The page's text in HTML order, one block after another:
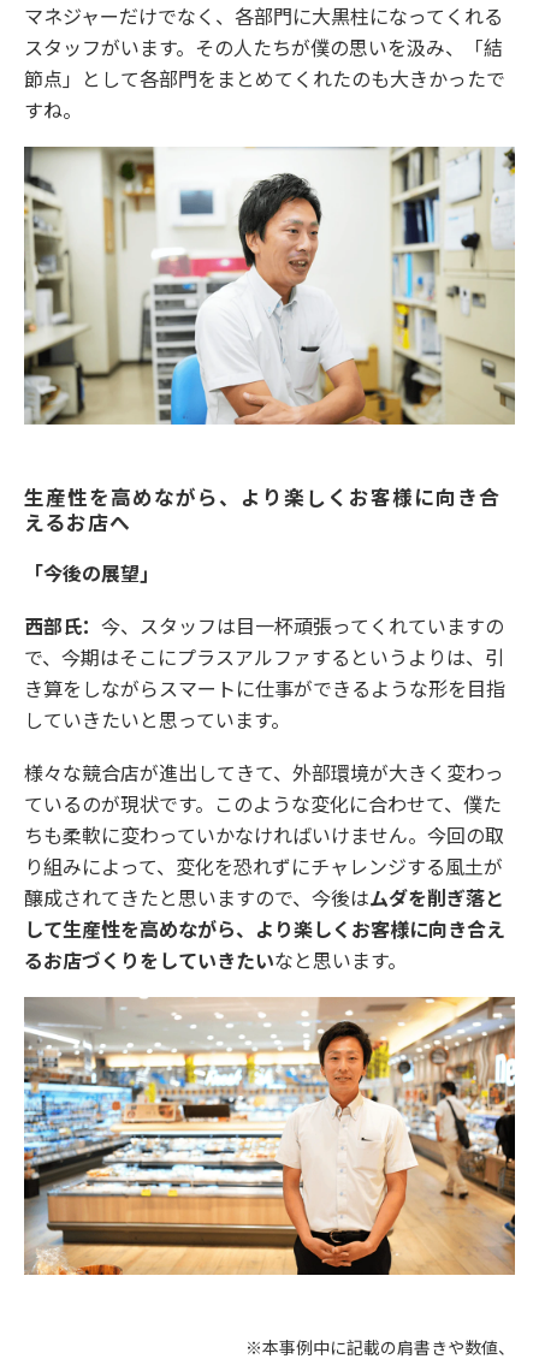
マネジャーだけでなく、各部門に大黒柱になってくれる
スタッフがいます。その人たちが僕の思いを汲み、「結
節点」として各部門をまとめてくれたのも大きかったで
すね。
生産性を高めながら、より楽しくお客様に向き合
えるお店へ
「今後の展望」
西部氏： 今、スタッフは目一杯頑張ってくれていますの
で、今期はそこにプラスアルファするというよりは、引
き算をしながらスマートに仕事ができるような形を目指
していきたいと思っています。
様々な競合店が進出してきて、外部環境が大きく変わっ
ているのが現状です。このような変化に合わせて、僕た
ちも柔軟に変わっていかなければいけません。今回の取
り組みによって、変化を恐れずにチャレンジする風土が
醸成されてきたと思いますので、今後はムダを削ぎ落と
して生産性を高めながら、より楽しくお客様に向き合え
るお店づくりをしていきたいなと思います。
※本事例中に記載の肩書きや数値、